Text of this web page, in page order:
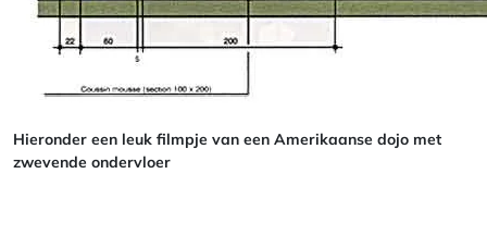
Hieronder een leuk filmpje van een Amerikaanse dojo met
zwevende ondervloer